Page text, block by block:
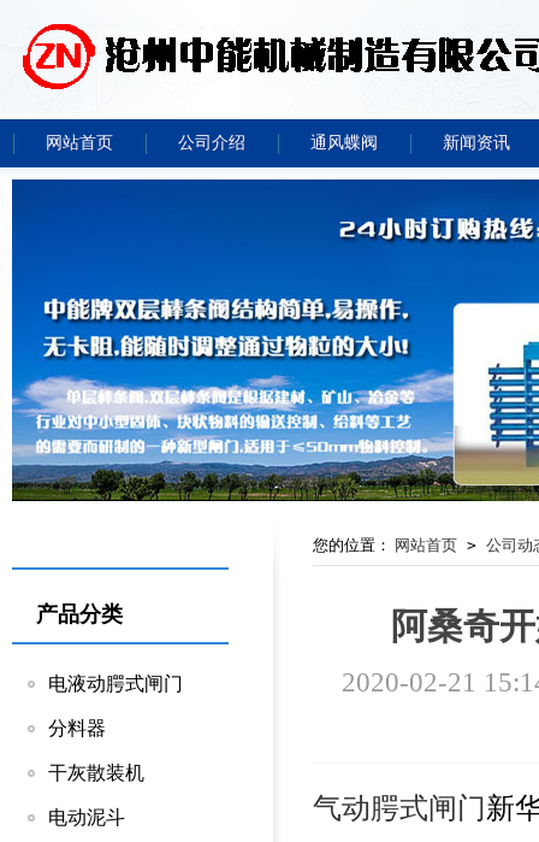
网站首页 公司介绍 通风蝶阀 新闻资讯
产品分类
电液动腭式闸门
分料器
干灰散装机
电动泥斗
您的位置： 网站首页 > 公司动
阿桑奇
2020-02-21
气动腭式闸门新